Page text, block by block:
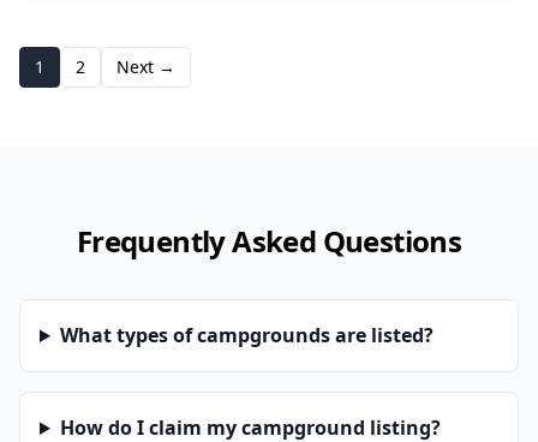
1 2 Next →
Frequently Asked Questions
What types of campgrounds are listed?
How do I claim my campground listing?